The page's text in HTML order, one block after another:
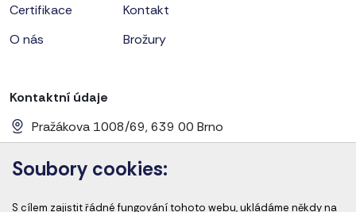
Certifikace
O nás
Kontakt
Brožury
Kontaktní údaje
Pražákova 1008/69, 639 00 Brno
info@cems-cz.com
Soubory cookies:
S cílem zajistit řádné fungování tohoto webu, ukládáme někdy na